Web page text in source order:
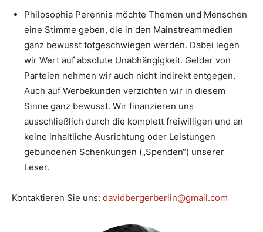
Philosophia Perennis möchte Themen und Menschen
eine Stimme geben, die in den Mainstreammedien
ganz bewusst totgeschwiegen werden. Dabei legen
wir Wert auf absolute Unabhängigkeit. Gelder von
Parteien nehmen wir auch nicht indirekt entgegen.
Auch auf Werbekunden verzichten wir in diesem
Sinne ganz bewusst. Wir finanzieren uns
ausschließlich durch die komplett freiwilligen und an
keine inhaltliche Ausrichtung oder Leistungen
gebundenen Schenkungen („Spenden“) unserer
Leser.
Kontaktieren Sie uns: davidbergerberlin@gmail.com